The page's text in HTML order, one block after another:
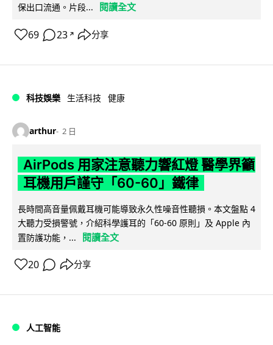
保出口流通。片段...
閱讀全文
69 23 ↗ 分享
科技娛樂 生活科技 健康
arthur 2 日
AirPods 用家注意聽力響紅燈 醫學界籲
耳機用戶謹守「60-60」鐵律
長時間高音量佩戴耳機可能導致永久性噪音性聽損。本文盤點 4
大聽力受損警號，介紹科學護耳的「60-60 原則」及 Apple 內
置防護功能，...
閱讀全文
20 分享
人工智能